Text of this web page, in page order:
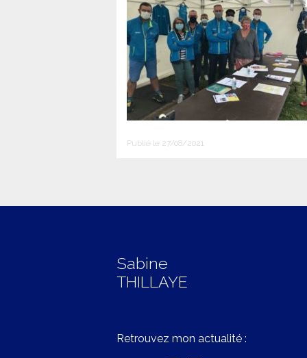
Publié le 27/08/2021
Sabine
THILLAYE
Retrouvez mon actualité :